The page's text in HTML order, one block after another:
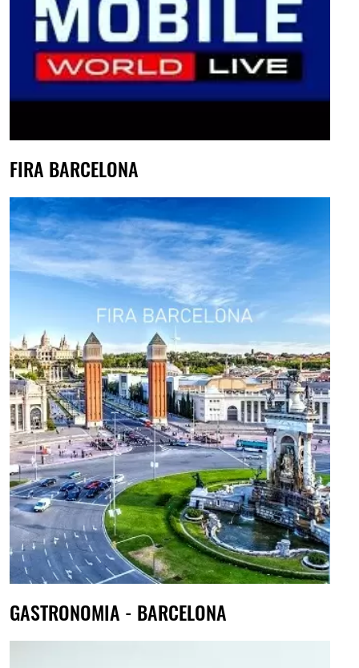
FIRA BARCELONA
GASTRONOMIA - BARCELONA